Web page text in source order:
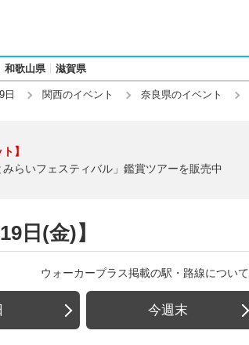
和歌山県 滋賀県
日 関西のイベント 奈良県のイベント
】
らいフェスティバル」鑑賞ツアーを販売中
日(金)】
ウォーカープラス掲載の駅・路線について
今週末